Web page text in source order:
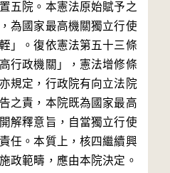
五院。本憲法原始賦予之
為國家最高機關獨立行使
」。復依憲法第五十三條
行政機關」，憲法增修條
規定，行政院有向立法院
之責，本院既為國家最高
解釋意旨，自當獨立行使
任。本質上，核四繼續興
政範疇，應由本院決定。